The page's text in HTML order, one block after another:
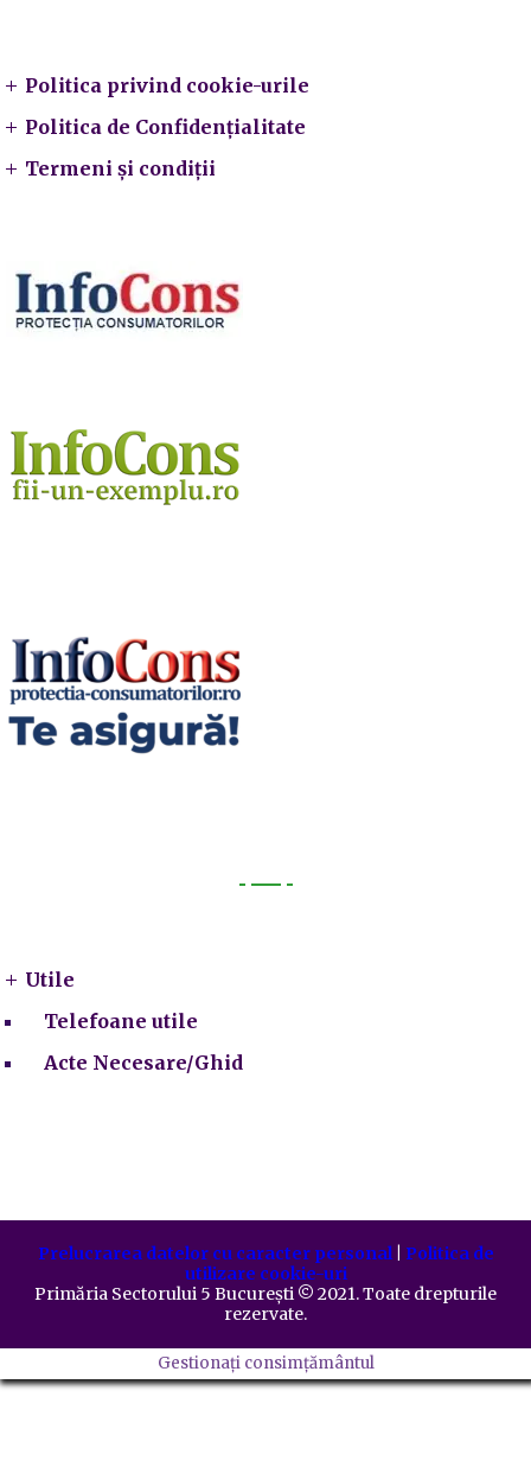
Politica privind cookie-urile
Politica de Confidențialitate
Termeni și condiții
Utile
Telefoane utile
Acte Necesare/Ghid
Prelucrarea datelor cu caracter personal| Politica de
utilizare cookie-uri
Primăria Sectorului 5 București ©️ 2021. Toate drepturile
rezervate.
Gestionați consimțământul